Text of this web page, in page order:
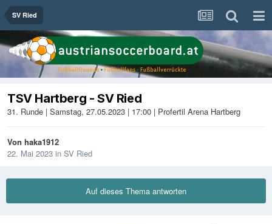
SV Ried
TSV Hartberg - SV Ried
31. Runde | Samstag, 27.05.2023 | 17:00 | Profertil Arena Hartberg
Von haka1912
22. Mai 2023 in SV Ried
Auf dieses Thema antworten